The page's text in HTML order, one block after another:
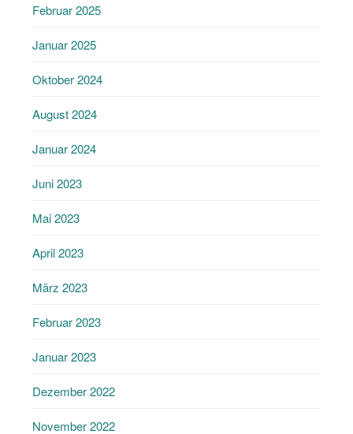
Februar 2025
Januar 2025
Oktober 2024
August 2024
Januar 2024
Juni 2023
Mai 2023
April 2023
März 2023
Februar 2023
Januar 2023
Dezember 2022
November 2022